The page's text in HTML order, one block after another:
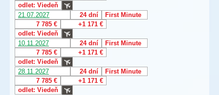
odlet: Viedeň
21.07.2027
24 dní
First Minute
7 785 €
+1 171 €
odlet: Viedeň
10.11.2027
24 dní
First Minute
7 785 €
+1 171 €
odlet: Viedeň
28.11.2027
24 dní
First Minute
7 785 €
+1 171 €
odlet: Viedeň